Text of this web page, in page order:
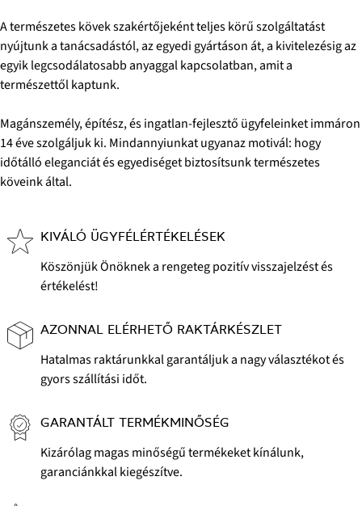
A természetes kövek szakértőjeként teljes körű szolgáltatást
nyújtunk a tanácsadástól, az egyedi gyártáson át, a kivitelezésig az
egyik legcsodálatosabb anyaggal kapcsolatban, amit a
természettől kaptunk.
Magánszemély, építész, és ingatlan-fejlesztő ügyfeleinket immáron
14 éve szolgáljuk ki. Mindannyiunkat ugyanaz motivál: hogy
időtálló eleganciát és egyediséget biztosítsunk természetes
köveink által.
KIVÁLÓ ÜGYFÉLÉRTÉKELÉSEK
Köszönjük Önöknek a rengeteg pozitív visszajelzést és
értékelést!
AZONNAL ELÉRHETŐ RAKTÁRKÉSZLET
Hatalmas raktárunkkal garantáljuk a nagy választékot és
gyors szállítási időt.
GARANTÁLT TERMÉKMINŐSÉG
Kizárólag magas minőségű termékeket kínálunk,
garanciánkkal kiegészítve.